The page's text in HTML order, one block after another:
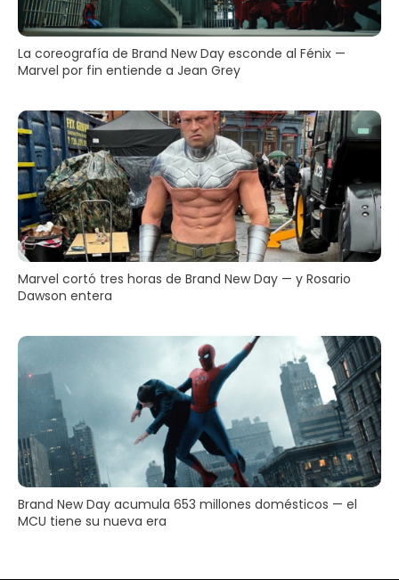
La coreografía de Brand New Day esconde al Fénix —
Marvel por fin entiende a Jean Grey
Marvel cortó tres horas de Brand New Day — y Rosario
Dawson entera
Brand New Day acumula 653 millones domésticos — el
MCU tiene su nueva era